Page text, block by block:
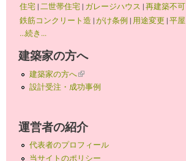
住宅|二世帯住宅| ガレージハウス |再建築不可
鉄筋コンクリート造 |がけ条例 | 用途変更 |平屋
...続き...
建築家の方へ
建築家の方へ(link is external)
設計受注・成功事例
運営者の紹介
代表者のプロフィール
当サイトのポリシー